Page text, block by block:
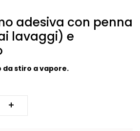
adesiva con penna
lavaggi) e
da stiro a vapore.